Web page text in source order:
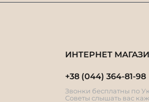
ИНТЕРНЕТ
+38 (044) 364-81-98
Звонки бесплатны по
Советы слышать вас